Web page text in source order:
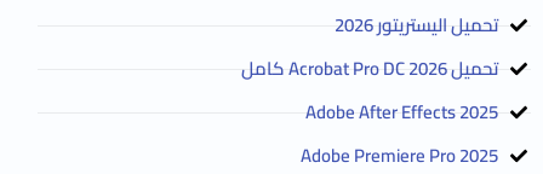
تحميل اليستريتور 2026
تحميل Acrobat Pro DC 2026 كامل
Adobe After Effects 2025
Adobe Premiere Pro 2025